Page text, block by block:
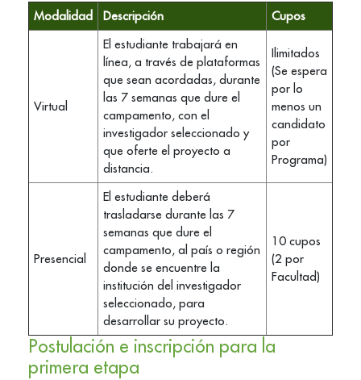
Modalidad Descripción Cupos
Virtual
El estudiante trabajará en
línea, a través de plataformas
que sean acordadas, durante
las 7 semanas que dure el
campamento, con el
investigador seleccionado y
que oferte el proyecto a
distancia.
Ilimitados
(Se espera
por lo
menos un
candidato
por
Programa)
Presencial
El estudiante deberá
trasladarse durante las 7
semanas que dure el
campamento, al país o región
donde se encuentre la
institución del investigador
seleccionado, para
desarrollar su proyecto.
10 cupos
(2 por
Facultad)
Postulación e inscripción para la
primera etapa